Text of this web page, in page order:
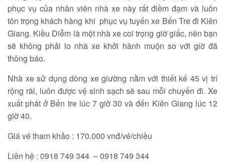
phục vụ của nhân viên nhà xe này rất điềm đạm và luôn
tôn trọng khách hàng khi phục vụ tuyến xe Bến Tre đi Kiên
Giang. Kiều Diễm là một nhà xe coi trọng giờ giấc, nên bạn
sẽ không phải lo nhà xe khởi hành muộn so với giờ đã
thông báo.
Nhà xe sử dụng dòng xe giường nằm với thiết kế 45 vị trí
rộng rãi, luôn được vệ sinh sạch sẽ sau mỗi chuyến đi. Xe
xuất phát ở Bến tre lúc 7 giờ 30 và đến Kiên Giang lúc 12
giờ 40.
Giá vé tham khảo : 170.000 vnđ/vé/chiều
Liên hệ : 0918 749 344 – 0918 749 344